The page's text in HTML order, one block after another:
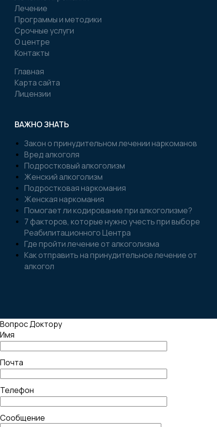
Лечение
Программы и методики
Срочные услуги
О центре
Контакты
Главная
Карта сайта
Лицензии
ВАЖНО ЗНАТЬ
Закон о принудительном лечении наркоманов
Вред алкоголя
Подростковый алкоголизм
Женский алкоголизм
Подростковая наркомания
Женская наркомания
Помогает ли кодирование при алкоголизме?
7 факторов, которые нужно учесть при выборе
Реабилитационного Центра
Где пройти лечение от алкоголизма
Как отправить на принудительное лечение от
алкогол
Вопрос Доктору
Имя
Почта
Телефон
Сообщение